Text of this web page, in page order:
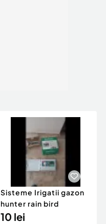
Sisteme Irigatii gazon
hunter rain bird
10 lei